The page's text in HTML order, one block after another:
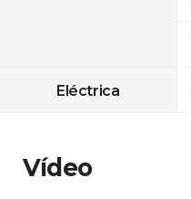
Eléctrica
Vídeo